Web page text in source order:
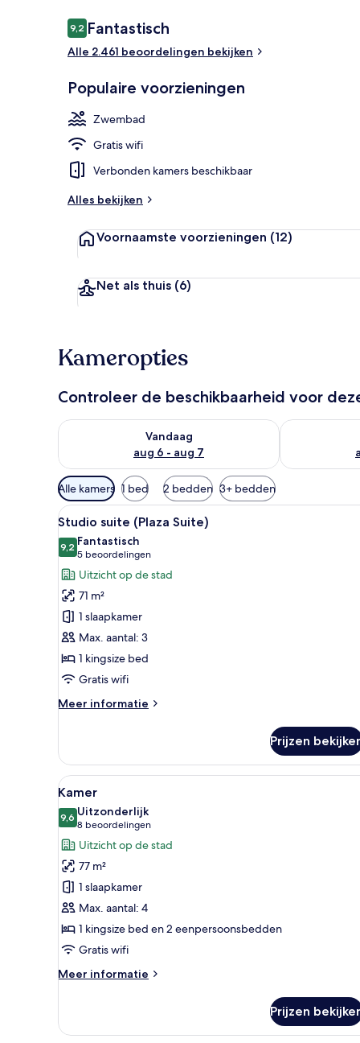
Beoordelingen
9,29,2 op 10 –
Fantastisch
Alle 2.461 beoordelingen bekijken
Populaire voorzieningen
Zwembad
Gratis wifi
Verbonden kamers beschikbaar
Alles bekijken
Voornaamste voorzieningen (12)
Net als thuis (6)
Kameropties
Controleer de beschikbaarheid voor
Vandaag
aug 6 - aug 7
De beschikbaarheid controleren voor vanavond aug
De
Beschikbare
filters
voor
kamers
Alle kamers 1 bed 2 bedden 3+ bedden
Alle
foto's
voor
Studio
suite
(Plaza
Suite)
laden
Een moderne woonkamer
5
Studio suite (Plaza Suite)
9,29,2 van 10
Fantastisch
5 beoordelingen
(5
beoordelingen)
Uitzicht op de stad
71 m²
1 slaapkamer
Max. aantal: 3
1 kingsize bed
Gratis wifi
Meer informatie
Meer
suite
(Plaza
Suite)
Prijzen
Alle
foto's
voor
Kamer
laden
Een moderne hotelkamer
4
Kamer
9,69,6 van 10
Uitzonderlijk
8 beoordelingen
(8
beoordelingen)
Uitzicht op de stad
77 m²
1 slaapkamer
Max. aantal: 4
1 kingsize bed en 2 eenpersoonsbedden
Gratis wifi
Meer informatie
Meer
Prijzen